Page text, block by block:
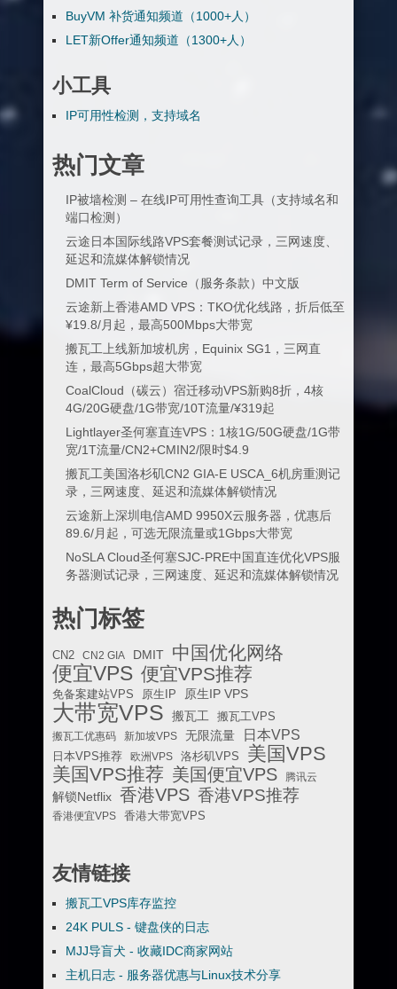
BuyVM 补货通知频道（1000+人）
LET新Offer通知频道（1300+人）
小工具
IP可用性检测，支持域名
热门文章
IP被墙检测 – 在线IP可用性查询工具（支持域名和
端口检测）
云途日本国际线路VPS套餐测试记录，三网速度、
延迟和流媒体解锁情况
DMIT Term of Service（服务条款）中文版
云途新上香港AMD VPS：TKO优化线路，折后低至
¥19.8/月起，最高500Mbps大带宽
搬瓦工上线新加坡机房，Equinix SG1，三网直
连，最高5Gbps超大带宽
CoalCloud（碳云）宿迁移动VPS新购8折，4核
4G/20G硬盘/1G带宽/10T流量/¥319起
Lightlayer圣何塞直连VPS：1核1G/50G硬盘/1G带
宽/1T流量/CN2+CMIN2/限时$4.9
搬瓦工美国洛杉矶CN2 GIA-E USCA_6机房重测记
录，三网速度、延迟和流媒体解锁情况
云途新上深圳电信AMD 9950X云服务器，优惠后
89.6/月起，可选无限流量或1Gbps大带宽
NoSLA Cloud圣何塞SJC-PRE中国直连优化VPS服
务器测试记录，三网速度、延迟和流媒体解锁情况
热门标签
CN2 CN2 GIA DMIT 中国优化网络
便宜VPS 便宜VPS推荐
免备案建站VPS 原生IP 原生IP VPS
大带宽VPS 搬瓦工
搬瓦工VPS
搬瓦工优惠码
新加坡VPS 无限流量 日本VPS
日本VPS推荐 欧洲VPS 洛杉矶VPS 美国VPS
美国VPS推荐 美国便宜VPS 腾讯云
解锁Netflix 香港VPS 香港VPS推荐
香港便宜VPS 香港大带宽VPS
友情链接
搬瓦工VPS库存监控
24K PULS - 键盘侠的日志
MJJ导盲犬 - 收藏IDC商家网站
主机日志 - 服务器优惠与Linux技术分享